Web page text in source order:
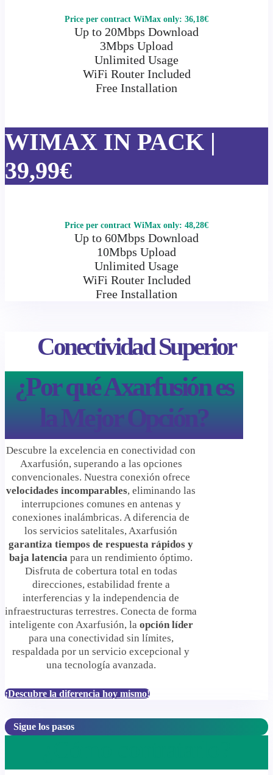
Price per contract WiMax only: 36,18€
Up to 20Mbps Download
3Mbps Upload
Unlimited Usage
WiFi Router Included
Free Installation
WIMAX IN PACK |
39,99€
Price per contract WiMax only: 48,28€
Up to 60Mbps Download
10Mbps Upload
Unlimited Usage
WiFi Router Included
Free Installation
Conectividad Superior
¿Por qué Axarfusión es
la Mejor Opción?
Descubre la excelencia en conectividad con
Axarfusión, superando a las opciones
convencionales. Nuestra conexión ofrece
velocidades incomparables, eliminando las
interrupciones comunes en antenas y
conexiones inalámbricas. A diferencia de
los servicios satelitales, Axarfusión
garantiza tiempos de respuesta rápidos y
baja latencia para un rendimiento óptimo.
Disfruta de cobertura total en todas
direcciones, estabilidad frente a
interferencias y la independencia de
infraestructuras terrestres. Conecta de forma
inteligente con Axarfusión, la opción líder
para una conectividad sin límites,
respaldada por un servicio excepcional y
una tecnología avanzada.
¡Descubre la diferencia hoy mismo!
Sigue los pasos